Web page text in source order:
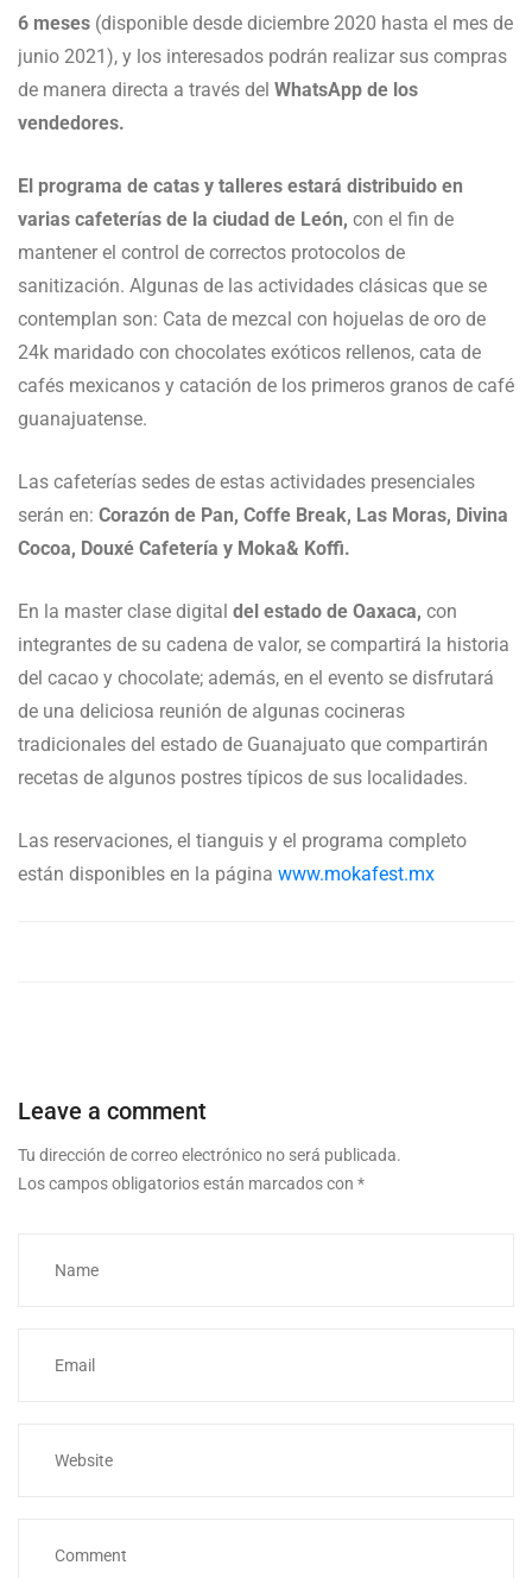
6 meses (disponible desde diciembre 2020 hasta el mes de
junio 2021), y los interesados podrán realizar sus compras
de manera directa a través del WhatsApp de los
vendedores.
El programa de catas y talleres estará distribuido en
varias cafeterías de la ciudad de León, con el fin de
mantener el control de correctos protocolos de
sanitización. Algunas de las actividades clásicas que se
contemplan son: Cata de mezcal con hojuelas de oro de
24k maridado con chocolates exóticos rellenos, cata de
cafés mexicanos y catación de los primeros granos de café
guanajuatense.
Las cafeterías sedes de estas actividades presenciales
serán en: Corazón de Pan, Coffe Break, Las Moras, Divina
Cocoa, Douxé Cafetería y Moka& Koffi.
En la master clase digital del estado de Oaxaca, con
integrantes de su cadena de valor, se compartirá la historia
del cacao y chocolate; además, en el evento se disfrutará
de una deliciosa reunión de algunas cocineras
tradicionales del estado de Guanajuato que compartirán
recetas de algunos postres típicos de sus localidades.
Las reservaciones, el tianguis y el programa completo
están disponibles en la página www.mokafest.mx
Leave a comment
Tu dirección de correo electrónico no será publicada.
Los campos obligatorios están marcados con *